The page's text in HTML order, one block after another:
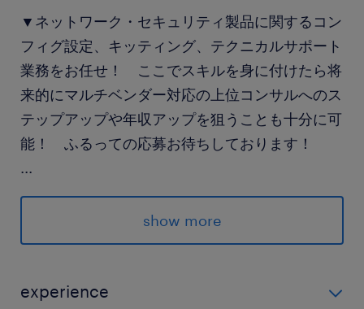
▼ネットワーク・セキュリティ製品に関するコン
フィグ設定、キッティング、テクニカルサポート
業務をお任せ！ ここでスキルを身に付けたら将
来的にマルチベンダー対応の上位コンサルへのス
テップアップや年収アップを狙うことも十分に可
能！ ふるっての応募お待ちしております！
...
＜対応件数／日＞
作業3〜6件、問い合わせ5〜10件
＜＜ 江戸川橋 ＞＞
show more
experience